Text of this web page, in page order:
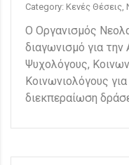
Category: Κενές
Ο Οργανισμός
διαγωνισμό για
Ψυχολόγους,
Κοινωνιολόγους
διεκπεραίωση